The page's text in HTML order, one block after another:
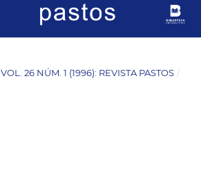
VOL. 26 NÚM. 1 (1996): REVISTA PASTOS /